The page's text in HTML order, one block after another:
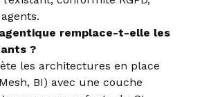
remplace-t-elle les
?
les architectures en place
BI) avec une couche